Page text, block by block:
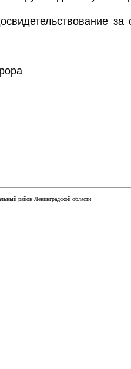
район Ленинградской области